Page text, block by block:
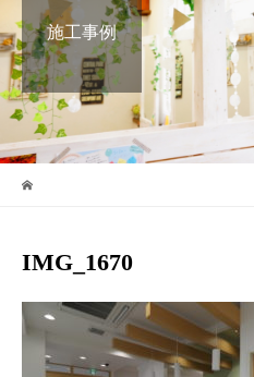
施工事例
IMG_1670